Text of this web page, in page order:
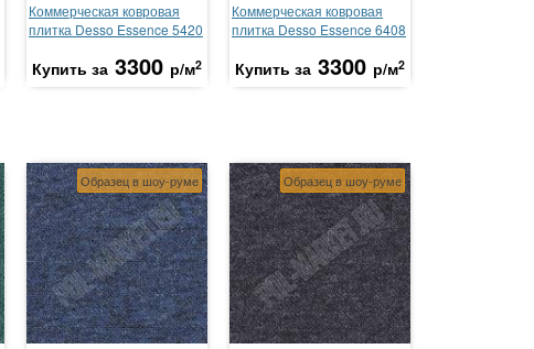
Коммерческая ковровая
плитка Desso Essence 5420
Купить за 3300 р/м2
Коммерческая ковровая
плитка Desso Essence 6408
Купить за 3300 р/м2
Образец в шоу-руме Образец в шоу-руме